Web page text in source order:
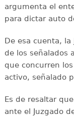
argumenta el
para dictar auto
De esa cuenta,
de los señalados
que concurren
activo, señalado
Es de resaltar
ante el Juzgado